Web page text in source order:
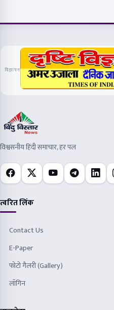
विज्ञापन
विश्वसनीय हिंदी समाचार, हर पल
त्वरित लिंक
Contact Us
E-Paper
फोटो गैलरी (Gallery)
लॉगिन